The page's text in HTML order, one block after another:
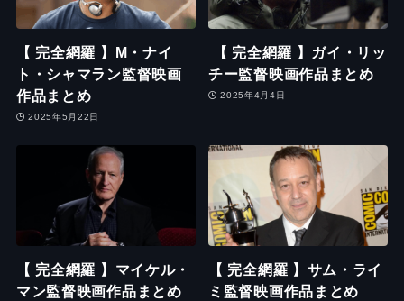
【 完全網羅 】M・ナイ
ト・シャマラン監督映画
作品まとめ
2025年5月22日
【 完全網羅 】ガイ・リッ
チー監督映画作品まとめ
2025年4月4日
【 完全網羅 】マイケル・
マン監督映画作品まとめ
【 完全網羅 】サム・ライ
ミ監督映画作品まとめ